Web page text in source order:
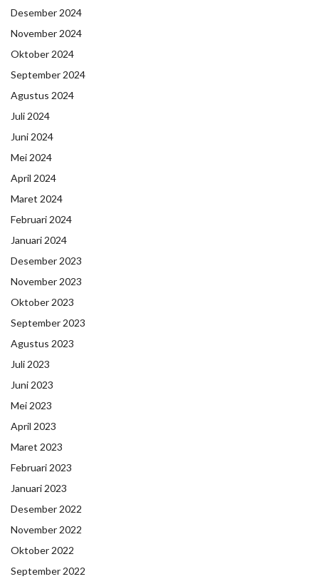
Desember 2024
November 2024
Oktober 2024
September 2024
Agustus 2024
Juli 2024
Juni 2024
Mei 2024
April 2024
Maret 2024
Februari 2024
Januari 2024
Desember 2023
November 2023
Oktober 2023
September 2023
Agustus 2023
Juli 2023
Juni 2023
Mei 2023
April 2023
Maret 2023
Februari 2023
Januari 2023
Desember 2022
November 2022
Oktober 2022
September 2022